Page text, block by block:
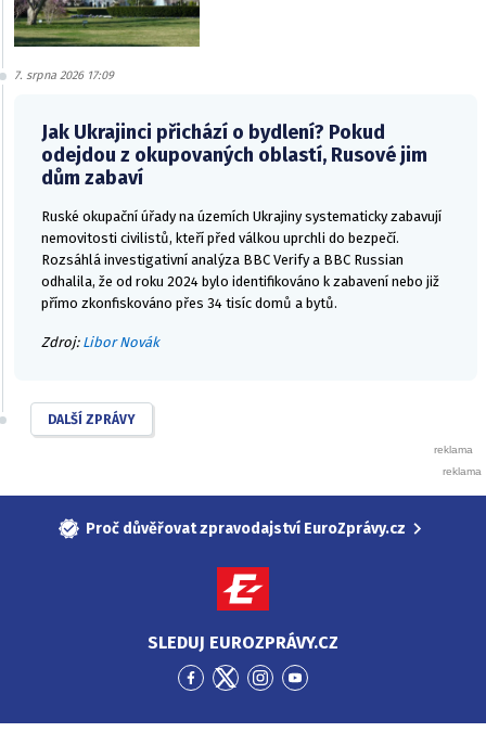
7. srpna 2026 17:09
Jak Ukrajinci přichází o bydlení? Pokud
odejdou z okupovaných oblastí, Rusové jim
dům zabaví
Ruské okupační úřady na územích Ukrajiny systematicky zabavují
nemovitosti civilistů, kteří před válkou uprchli do bezpečí.
Rozsáhlá investigativní analýza BBC Verify a BBC Russian
odhalila, že od roku 2024 bylo identifikováno k zabavení nebo již
přímo zkonfiskováno přes 34 tisíc domů a bytů.
Zdroj: Libor Novák
DALŠÍ ZPRÁVY
Proč důvěřovat zpravodajství EuroZprávy.cz
SLEDUJ EUROZPRÁVY.CZ
PřejítPřejítPřejítPřejít